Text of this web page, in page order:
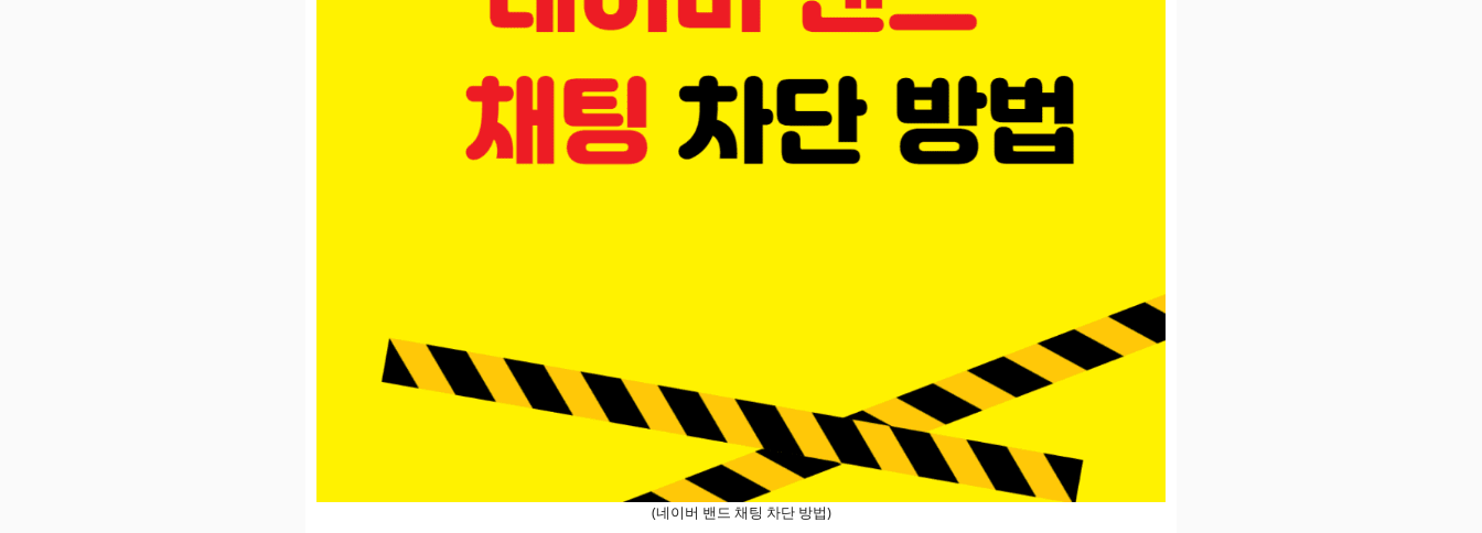
(네이버 밴드 채팅 차단 방법)